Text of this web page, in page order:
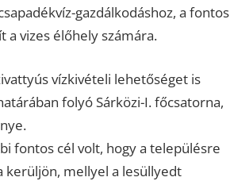
gazdálkodáshoz, a fontos
a vizes élőhely számára.
vízkivételi lehetőséget is
folyó Sárközi-I. főcsatorna,
fontos cél volt, hogy a településre
kerüljön, mellyel a lesüllyedt